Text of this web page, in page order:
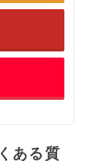
ある質